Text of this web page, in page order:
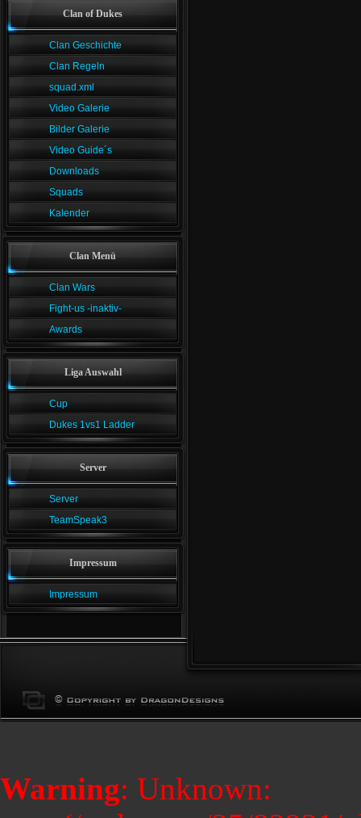
Clan of Dukes
Clan Geschichte
Clan Regeln
squad.xml
Video Galerie
Bilder Galerie
Video Guide´s
Downloads
Squads
Kalender
Clan Menü
Clan Wars
Fight-us -inaktiv-
Awards
Liga Auswahl
Cup
Dukes 1vs1 Ladder
Server
Server
TeamSpeak3
Impressum
Impressum
Warning: Unknown: